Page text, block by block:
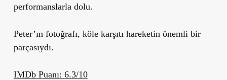
performanslarla dolu.
Peter’ın fotoğrafı, köle karşıtı hareketin önemli bir
parçasıydı.
IMDb Puanı: 6.3/10